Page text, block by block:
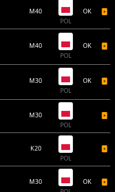
M40
POL
OK
M40
POL
OK
M30
POL
OK
M30
POL
K20
POL
M30
OK